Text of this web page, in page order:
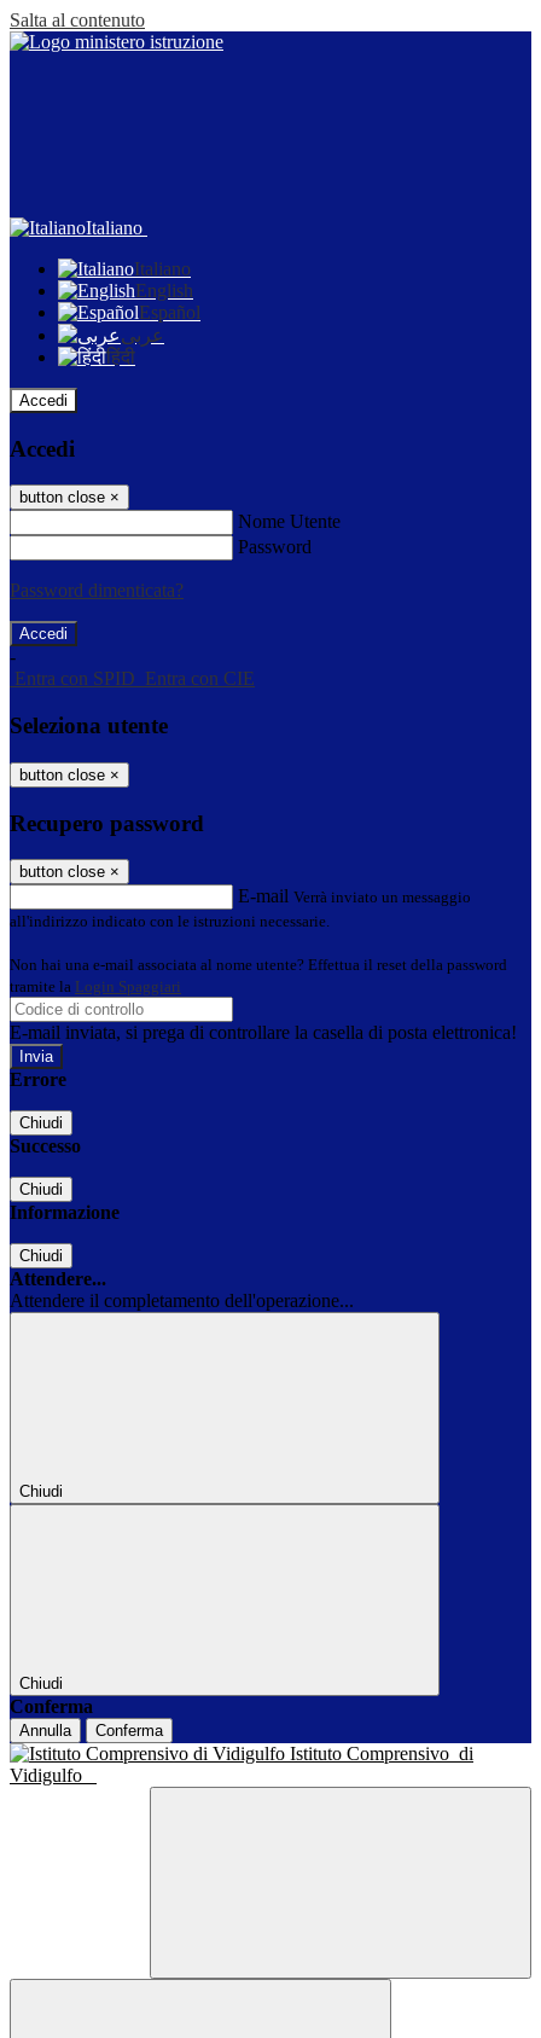
Salta al contenuto
Italiano
Italiano
English
Español
عربى
हिंदी
Accedi
Accedi
button close ×
Nome Utente
Password
Password dimenticata?
-
Entra con SPID Entra con CIE
Seleziona utente
button close ×
Recupero password
button close ×
E-mail Verrà inviato un messaggio
all'indirizzo indicato con le istruzioni necessarie.
Non hai una e-mail associata al nome utente? Effettua il reset della password
tramite la Login Spaggiari
E-mail inviata, si prega di controllare la casella di posta elettronica!
Errore
Chiudi
Successo
Chiudi
Informazione
Chiudi
Attendere...
Attendere il completamento dell'operazione...
Chiudi
Chiudi
Conferma
Annulla Conferma
Istituto Comprensivo di
Vidigulfo